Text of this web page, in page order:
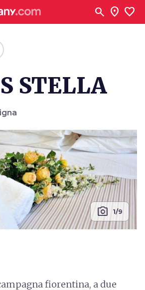
search location_on favorite
STELLA
photo_camera 1/9
fiorentina, a due